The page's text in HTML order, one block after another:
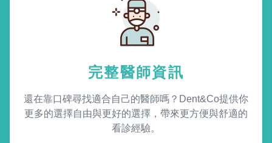
完整醫師資訊
還在靠口碑尋找適合自己的醫師嗎？Dent&Co提供你
更多的選擇自由與更好的選擇，帶來更方便與舒適的
看診經驗。